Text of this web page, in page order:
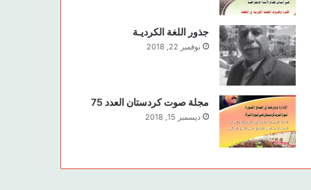
جذور اللغة الكرديـة
نوفمبر 22, 2018
مجلة صوت كردستان العدد 75
ديسمبر 15, 2018